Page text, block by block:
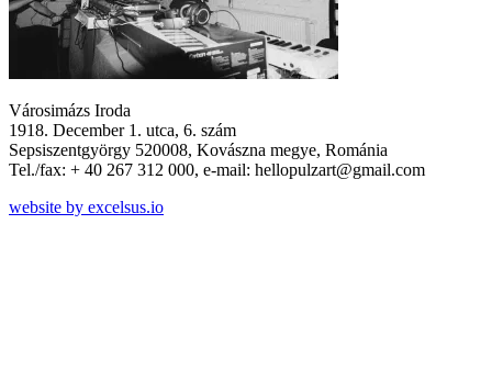
Városimázs Iroda
1918. December 1. utca, 6. szám
Sepsiszentgyörgy 520008, Kovászna megye, Románia
Tel./fax: + 40 267 312 000, e-mail: hellopulzart@gmail.com
website by excelsus.io